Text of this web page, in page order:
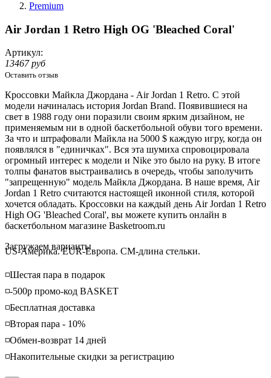
Premium
Air Jordan 1 Retro High OG 'Bleached Coral'
Артикул:
13467 руб
Оставить отзыв
Кроссовки Майкла Джордана - Air Jordan 1 Retro. С этой
модели начиналась история Jordan Brand. Появившиеся на
свет в 1988 году они поразили своим ярким дизайном, не
применяемым ни в одной баскетбольной обуви того времени.
За что и штрафовали Майкла на 5000 $ каждую игру, когда он
появлялся в "единичках". Вся эта шумиха спровоцировала
огромный интерес к модели и Nike это было на руку. В итоге
толпы фанатов выстраивались в очередь, чтобы заполучить
"запрещенную" модель Майкла Джордана. В наше время, Air
Jordan 1 Retro считаются настоящей иконной стиля, которой
хочется обладать. Кроссовки на каждый день Air Jordan 1 Retro
High OG 'Bleached Coral', вы можете купить онлайн в
баскетбольном магазине Basketroom.ru
Loading...
Загружаем варианты
US-Америка. EUR-Европа. CM-длина стельки.
◽️Шестая пара в подарок
◽️-500р промо-код BASKET
◽️Бесплатная доставка
◽️Вторая пара - 10%
◽️Обмен-возврат 14 дней
◽️Накопительные скидки за регистрацию